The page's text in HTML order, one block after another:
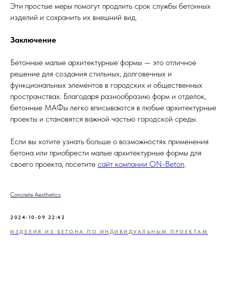
Эти простые меры помогут продлить срок службы бетонных
изделий и сохранить их внешний вид.
Заключение
Бетонные малые архитектурные формы — это отличное
решение для создания стильных, долговечных и
функциональных элементов в городских и общественных
пространствах. Благодаря разнообразию форм и отделок,
бетонные МАФы легко вписываются в любые архитектурные
проекты и становятся важной частью городской среды.
Если вы хотите узнать больше о возможностях применения
бетона или приобрести малые архитектурные формы для
своего проекта, посетите сайт компании ON-Beton.
Concrete Aesthetics
2024-10-09 22:42
ИЗДЕЛИЯ ИЗ БЕТОНА ПО ИНДИВИДУАЛЬНЫМ ПРОЕКТАМ